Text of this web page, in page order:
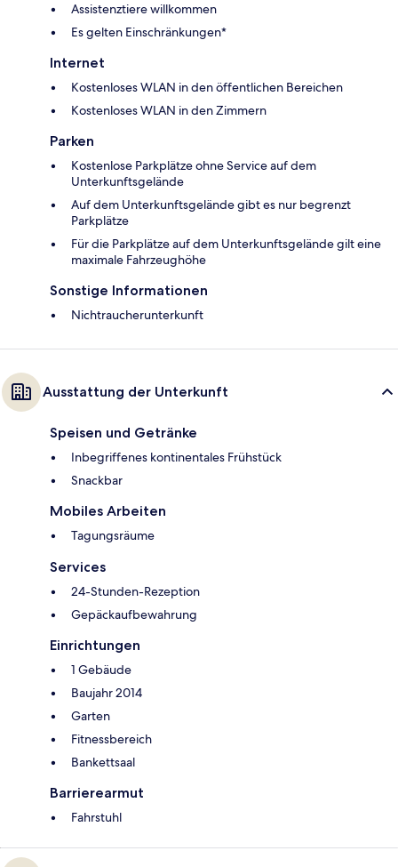
Assistenztiere willkommen
Es gelten Einschränkungen*
Internet
Kostenloses WLAN in den öffentlichen Bereichen
Kostenloses WLAN in den Zimmern
Parken
Kostenlose Parkplätze ohne Service auf dem
Unterkunftsgelände
Auf dem Unterkunftsgelände gibt es nur begrenzt
Parkplätze
Für die Parkplätze auf dem Unterkunftsgelände gilt eine
maximale Fahrzeughöhe
Sonstige Informationen
Nichtraucherunterkunft
Ausstattung der Unterkunft
Speisen und Getränke
Inbegriffenes kontinentales Frühstück
Snackbar
Mobiles Arbeiten
Tagungsräume
Services
24-Stunden-Rezeption
Gepäckaufbewahrung
Einrichtungen
1 Gebäude
Baujahr 2014
Garten
Fitnessbereich
Bankettsaal
Barrierearmut
Fahrstuhl